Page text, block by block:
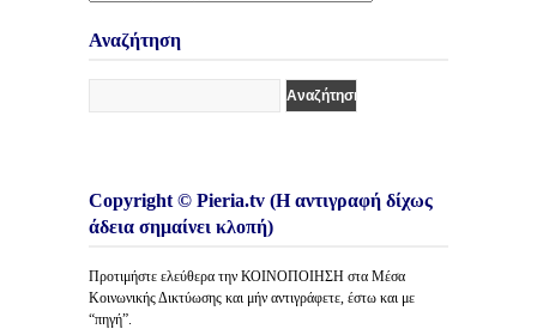
Άρθρων
Αναζήτηση
Copyright © Pieria.tv (Η αντιγραφή δίχως
άδεια σημαίνει κλοπή)
Προτιμήστε ελεύθερα την ΚΟΙΝΟΠΟΙΗΣΗ στα Μέσα
Κοινωνικής Δικτύωσης και μήν αντιγράφετε, έστω και με
“πηγή”.